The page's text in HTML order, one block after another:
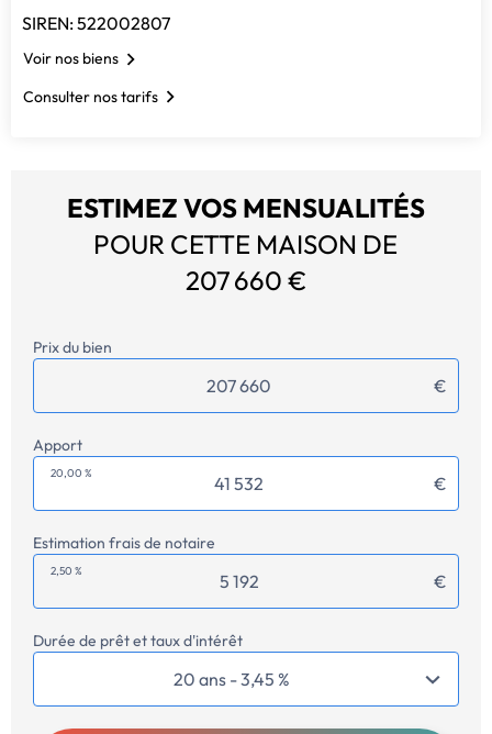
SIREN: 522002807
Voir nos biens
Consulter nos tarifs
ESTIMEZ VOS MENSUALITÉS
POUR CETTE MAISON DE
207 660 €
Prix du bien
€
Apport
20,00 % €
Estimation frais de notaire
2,50 % €
Durée de prêt et taux d'intérêt